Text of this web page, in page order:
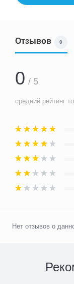
Отзывов 0
0 / 5
средний рейтинг
Нет отзывов о